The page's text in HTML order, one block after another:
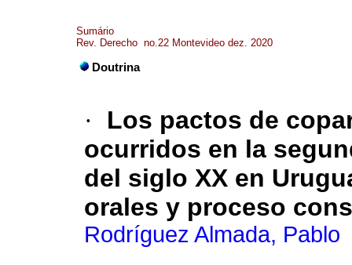
Sumário
Rev. Derecho no.22 Montevideo dez. 2020
Doutrina
·
Los pactos de
ocurridos en la
del siglo XX en
orales y proceso
Rodríguez Almada, Pablo